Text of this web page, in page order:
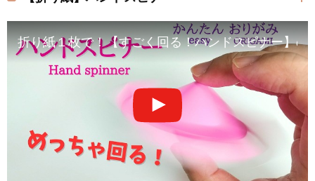
折り紙１枚で！【すごく回る！ハンドスピナー】